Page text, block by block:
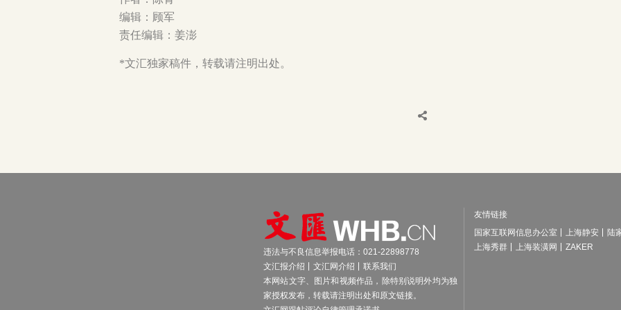
编辑：顾军
责任编辑：姜澎
*文汇独家稿件，转载请注明出处。
违法与不良信息举报电话：021-22898778
文汇报介绍
文汇网介绍
联系我们
本网站文字、图片和视频作品，除特别说明外均为独
家授权发布，转载请注明出处和原文链接。
友情链接
国家互联网信息办公室
上海静安
陆
上海秀群
上海装潢网 ZAKER